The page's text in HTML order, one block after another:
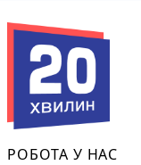
РОБОТА У НАС